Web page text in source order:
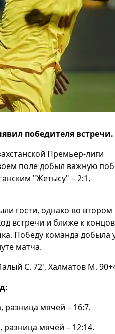
победителя встречи.
Премьер-лиги
поле добыл важную
"Жетысу" – 2:1,
гости, однако во втором
встречи и ближе к
Победу команда добыла
матча.
С. 72', Халматов М.
разница мячей – 16:7.
разница мячей – 12:14.